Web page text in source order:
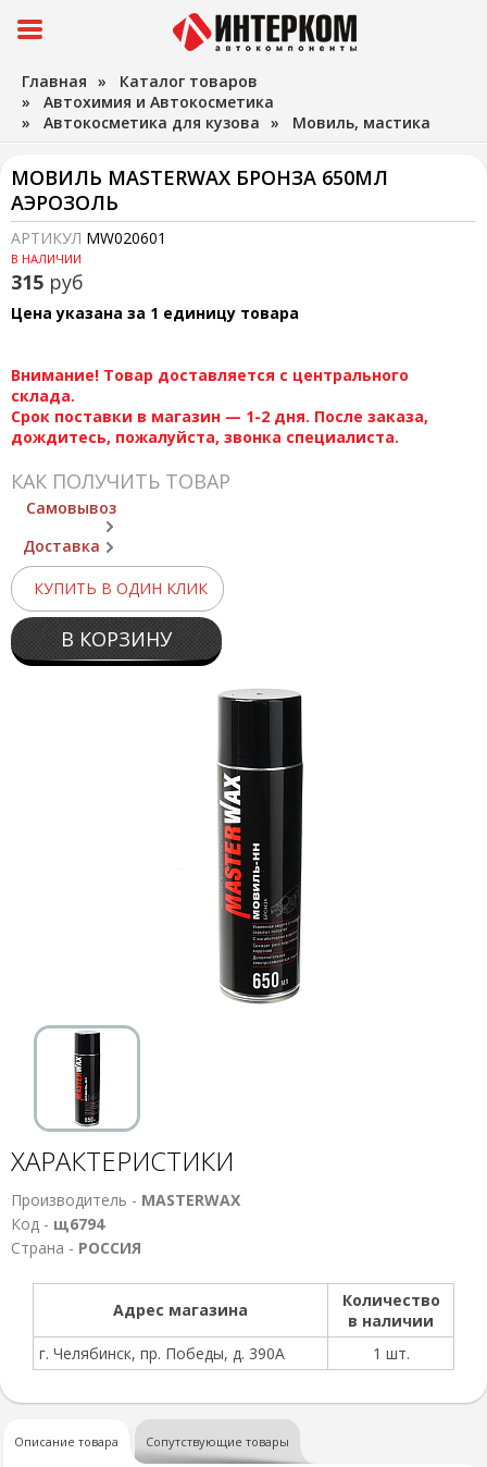
Главная » Каталог товаров
» Автохимия и Автокосметика
» Автокосметика для кузова » Мовиль, мастика
МОВИЛЬ MASTERWAX БРОНЗА 650МЛ
АЭРОЗОЛЬ
АРТИКУЛ MW020601
В НАЛИЧИИ
315 руб
Цена указана за 1 единицу товара
Внимание! Товар доставляется с центрального
склада.
Срок поставки в магазин — 1-2 дня. После заказа,
дождитесь, пожалуйста, звонка специалиста.
КАК ПОЛУЧИТЬ ТОВАР
Самовывоз
Доставка
КУПИТЬ В ОДИН КЛИК
В КОРЗИНУ
ХАРАКТЕРИСТИКИ
Производитель - MASTERWAX
Код - щ6794
Страна - РОССИЯ
Адрес магазина
Количество
в наличии
г. Челябинск, пр. Победы, д. 390А
1 шт.
Описание товара Сопутствующие товары